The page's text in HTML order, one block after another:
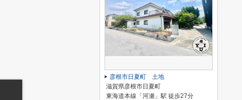
彦根市日夏町 土地
滋賀県彦根市日夏町
東海道本線「河瀬」駅 徒歩27分